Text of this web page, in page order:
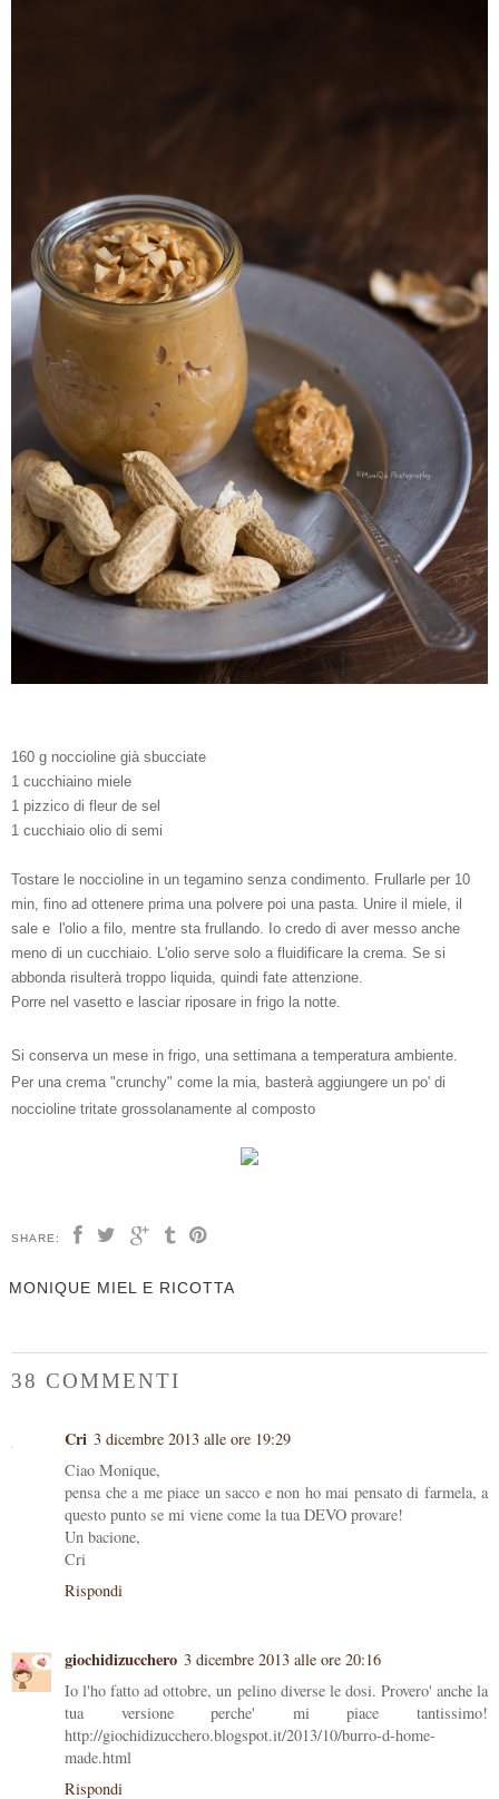
160 g noccioline già sbucciate
1 cucchiaino miele
1 pizzico di fleur de sel
1 cucchiaio olio di semi
Tostare le noccioline in un tegamino senza condimento. Frullarle per 10
min, fino ad ottenere prima una polvere poi una pasta. Unire il miele, il
sale e l'olio a filo, mentre sta frullando. Io credo di aver messo anche
meno di un cucchiaio. L'olio serve solo a fluidificare la crema. Se si
abbonda risulterà troppo liquida, quindi fate attenzione.
Porre nel vasetto e lasciar riposare in frigo la notte.
Si conserva un mese in frigo, una settimana a temperatura ambiente.
Per una crema "crunchy" come la mia, basterà aggiungere un po' di
noccioline tritate grossolanamente al composto
SHARE:
MONIQUE MIEL E RICOTTA
38 COMMENTI
Cri 3 dicembre 2013 alle ore 19:29
Ciao Monique,
pensa che a me piace un sacco e non ho mai pensato di farmela, a
questo punto se mi viene come la tua DEVO provare!
Un bacione,
Cri
Rispondi
giochidizucchero 3 dicembre 2013 alle ore 20:16
Io l'ho fatto ad ottobre, un pelino diverse le dosi. Provero' anche la
tua versione perche' mi piace tantissimo!
http://giochidizucchero.blogspot.it/2013/10/burro-d-home-
made.html
Rispondi